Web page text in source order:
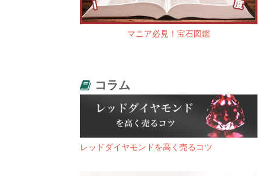
マニア必見！宝石図鑑
コラム
レッドダイヤモンドを高く売るコツ